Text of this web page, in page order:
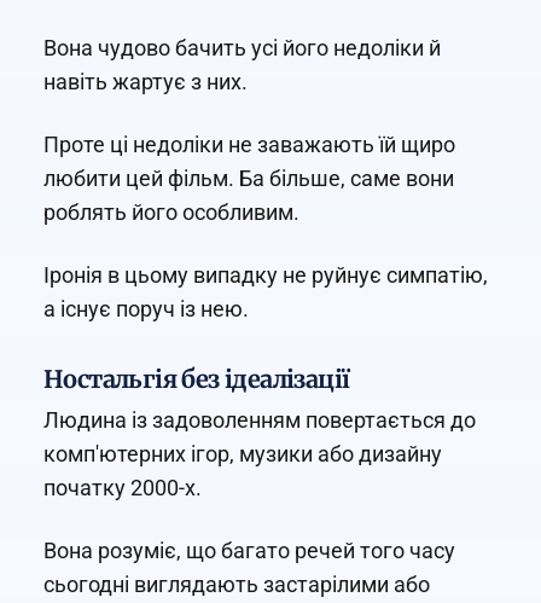
Вона чудово бачить усі його недоліки й
навіть жартує з них.
Проте ці недоліки не заважають їй щиро
любити цей фільм. Ба більше, саме вони
роблять його особливим.
Іронія в цьому випадку не руйнує симпатію,
а існує поруч із нею.
Ностальгія без ідеалізації
Людина із задоволенням повертається до
комп'ютерних ігор, музики або дизайну
початку 2000-х.
Вона розуміє, що багато речей того часу
сьогодні виглядають застарілими або